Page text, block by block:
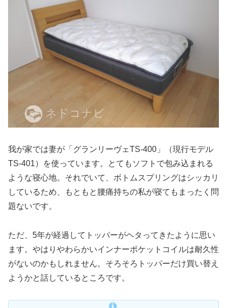
我が家では妻が「グランリーヴェTS-400」（現行モデル
TS-401）を使っています。とてもソフトで包み込まれる
ような寝心地。それでいて、ボトムスプリングはシッカリ
しているため、もともと腰痛持ちの私が寝てもまったく問
題ないです。
ただ、5年が経過してトッパーがヘタってきたように思い
ます。やはりやわらかいインナーポケットコイルは耐久性
がないのかもしれません。そろそろトッパーだけ買い替え
ようかと話しているところです。